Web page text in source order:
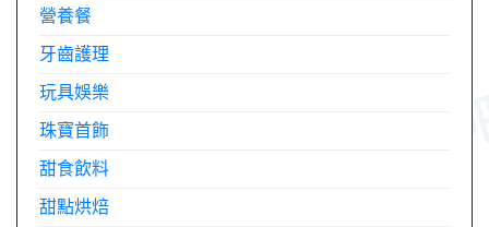
營養餐
牙齒護理
玩具娛樂
珠寶首飾
甜食飲料
甜點烘焙